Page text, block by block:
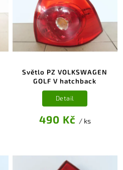
Světlo PZ VOLKSWAGEN
GOLF V hatchback
490 Kč / ks
Detail